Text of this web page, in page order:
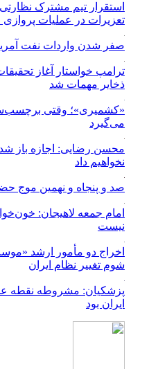
استقرار تیم مشترک
تعزیرات در عملیات پروازی
صفر شدن واردات نفت
ترامپ خواستار آغاز
ذخایر مهمات شد
«کشمیری»؛ وقتی
می‌گیرد
محسن رضایی: اجازه باز
نخواهیم داد
صد و پنجاه و نهمین موج
امام جمعه لاهیجان:
نیست
اخراج دو مأمور ارشد
شوم تغییر نظام ایران
پزشکیان: مشروطه نقطه
ایران بود